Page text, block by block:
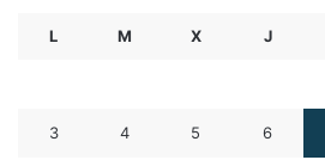
L M X J
3 4 5 6